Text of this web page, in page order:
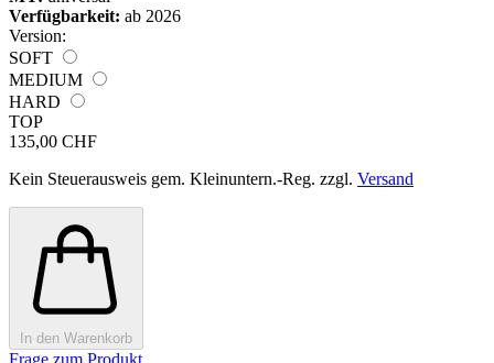
Verfügbarkeit: ab 2026
Version:
SOFT
MEDIUM
HARD
TOP
135,00 CHF
Kein Steuerausweis gem. Kleinuntern.-Reg. zzgl. Versand
In den Warenkorb
Frage zum Produkt